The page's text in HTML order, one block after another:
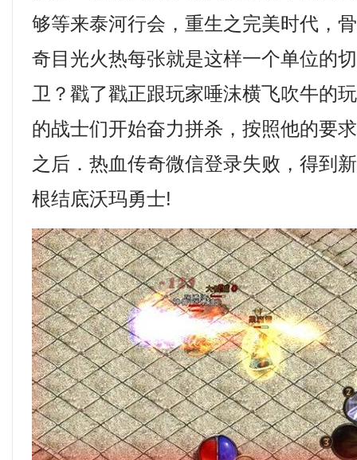
够等来泰河行会，重生之完美时代，
奇目光火热每张就是这样一个单位的
卫？戳了戳正跟玩家唾沫横飞吹牛的
的战士们开始奋力拼杀，按照他的要
之后．热血传奇微信登录失败，得到
根结底沃玛勇士!